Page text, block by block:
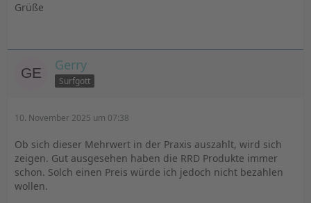
Grüße
Gerry
Surfgott
10. November 2025 um 07:38
Ob sich dieser Mehrwert in der Praxis auszahlt, wird sich
zeigen. Gut ausgesehen haben die RRD Produkte immer
schon. Solch einen Preis würde ich jedoch nicht bezahlen
wollen.